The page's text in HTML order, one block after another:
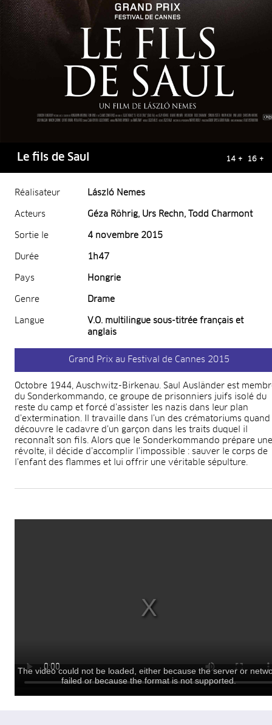
Le fils de Saul 14 + 16 +
Réalisateur László Nemes
Acteurs Géza Röhrig, Urs Rechn, Todd Charmont
Sortie le 4 novembre 2015
Durée 1h47
Pays Hongrie
Genre Drame
Langue
V.O. multilingue sous-titrée français et
anglais
Grand Prix au Festival de Cannes 2015
Octobre 1944, Auschwitz-Birkenau. Saul Ausländer est
du Sonderkommando, ce groupe de prisonniers juifs isolé du
reste du camp et forcé d’assister les nazis dans leur plan
d’extermination. Il travaille dans l’un des crématoriums
découvre le cadavre d’un garçon dans les traits duquel il
reconnaît son fils. Alors que le Sonderkommando prépare une
révolte, il décide d’accomplir l’impossible : sauver le corps de
l’enfant des flammes et lui offrir une véritable sépulture.
The video could not be loaded, either because the server or
failed or because the format is not supported.